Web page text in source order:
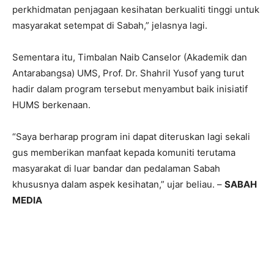
perkhidmatan penjagaan kesihatan berkualiti tinggi untuk
masyarakat setempat di Sabah,” jelasnya lagi.
Sementara itu, Timbalan Naib Canselor (Akademik dan
Antarabangsa) UMS, Prof. Dr. Shahril Yusof yang turut
hadir dalam program tersebut menyambut baik inisiatif
HUMS berkenaan.
“Saya berharap program ini dapat diteruskan lagi sekali
gus memberikan manfaat kepada komuniti terutama
masyarakat di luar bandar dan pedalaman Sabah
khususnya dalam aspek kesihatan,” ujar beliau. – SABAH
MEDIA